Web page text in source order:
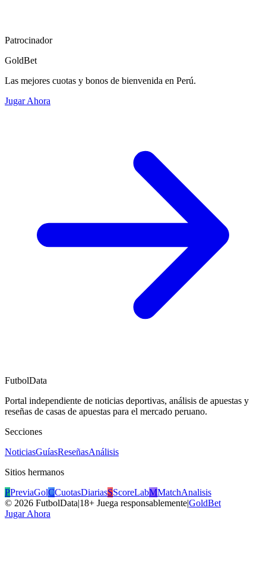
Patrocinador
GoldBet
Las mejores cuotas y bonos de bienvenida en Perú.
Jugar Ahora
FutbolData
Portal independiente de noticias deportivas, análisis de apuestas y
reseñas de casas de apuestas para el mercado peruano.
Secciones
NoticiasGuíasReseñasAnálisis
Sitios hermanos
PPreviaGolCCuotasDiariasSScoreLabMMatchAnalisis
© 2026 FutbolData|18+ Juega responsablemente|GoldBet
Jugar Ahora